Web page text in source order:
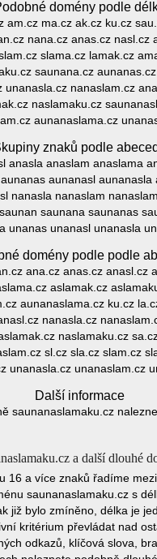
domény podle
ma.cz ak.cz ku.cz
nana.cz anas.cz
slama.cz lamak.cz
saunana.cz
nanaslam.cz
naslamaku.cz
aunanaslama.cz
znaků podle
anaslam anaslama
aunanasl
nanasla nanaslam
saunana saunanas
unanas unanasl unanasla
domény podle podle
ana.cz anas.cz anasl.cz
aslamak.cz
aunanaslama.cz ku.cz
nanasla.cz
naslamaku.cz
sl.cz sla.cz slam.cz
unanasla.cz unanaslam.cz
Další informace
saunanaslamaku.cz
a další dlouhé
16 a více znaků řadíme
saunanaslamaku.cz s
již bylo zmíněno, délka je
kritérium převládat nad
odkazů, klíčová slova,